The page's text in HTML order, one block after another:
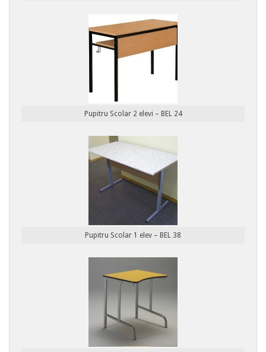
Pupitru Scolar 2 elevi – BEL 24
Pupitru Scolar 1 elev – BEL 38